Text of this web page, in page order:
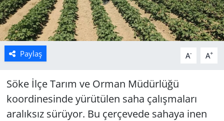
Paylaş A- A+
Söke İlçe Tarım ve Orman Müdürlüğü
koordinesinde yürütülen saha çalışmaları
aralıksız sürüyor. Bu çerçevede sahaya inen